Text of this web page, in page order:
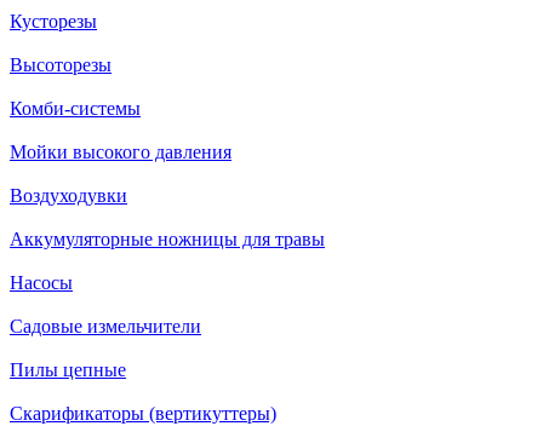
Кусторезы
Высоторезы
Комби-системы
Мойки высокого давления
Воздуходувки
Аккумуляторные ножницы для травы
Насосы
Садовые измельчители
Пилы цепные
Скарификаторы (вертикуттеры)